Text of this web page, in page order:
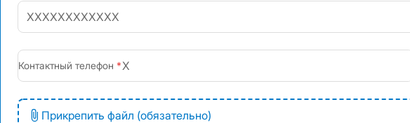
+7
Контактный телефон
Прикрепить файл (обязательно)